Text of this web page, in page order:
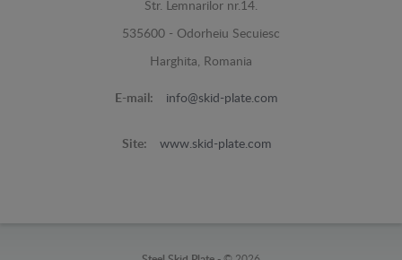
Str. Lemnarilor nr.14.
535600 - Odorheiu Secuiesc
Harghita, Romania
E-mail: info@skid-plate.com
Site: www.skid-plate.com